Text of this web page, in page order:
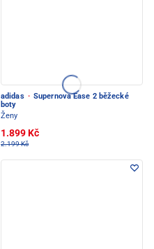
adidas · Supernova Ease 2 běžecké
boty
Ženy
1.899 Kč
2.199 Kč